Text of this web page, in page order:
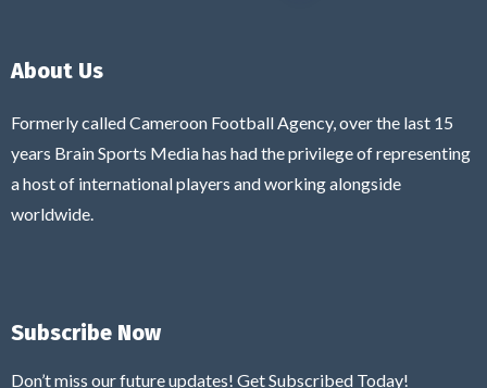
About Us
Formerly called Cameroon Football Agency, over the last 15
years Brain Sports Media has had the privilege of representing
a host of international players and working alongside
worldwide.
Subscribe Now
Don’t miss our future updates! Get Subscribed Today!